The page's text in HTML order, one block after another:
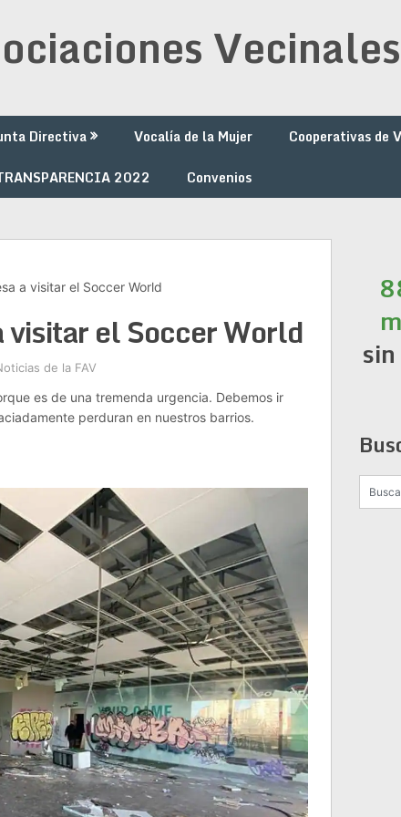
Directiva Vocalía de la Mujer
Cooperativas de
2022 Convenios
a visitar el Soccer World
el Soccer World
de la FAV
es de una tremenda urgencia. Debemos ir
perduran en nuestros barrios.